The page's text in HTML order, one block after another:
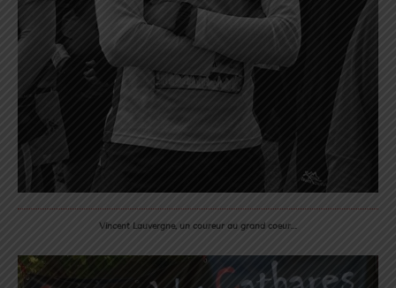
Vincent Lauvergne, un coureur au grand coeur…